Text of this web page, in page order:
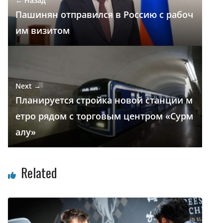
k p и
т
ь
Пашинян отправился в Россию с рабоч
им визитом
Next →
Планируется стройка новой станции м
етро рядом с торговым центром «Сурм
алу»
Related